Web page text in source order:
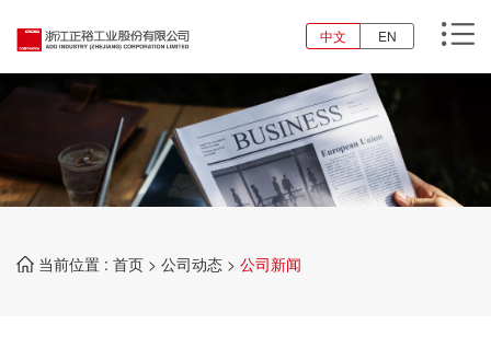
中文 EN
当前位置 : 首页 > 公司动态 > 公司新闻